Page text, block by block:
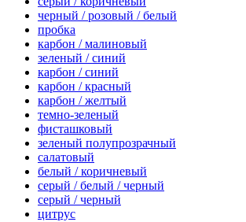
черный / розовый / белый
пробка
карбон / малиновый
зеленый / синий
карбон / синий
карбон / красный
карбон / желтый
темно-зеленый
фисташковый
зеленый полупрозрачный
салатовый
белый / коричневый
серый / белый / черный
серый / черный
цитрус